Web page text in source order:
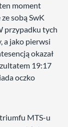
moment
sobą SwK
przypadku tych
a jako pierwsi
okazał
19:17
oczko
MTS-u